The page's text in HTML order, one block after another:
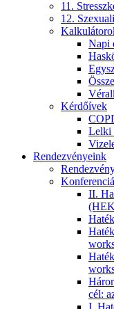
11.
12.
Napi
Kérdőívek
Lelki
Rendezvényeink
II.
cél:
I.